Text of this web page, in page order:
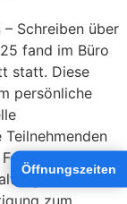
Öffnungszeiten
Schreiben über
fand im Büro
statt. Diese
persönliche
festhalten
wurden vier